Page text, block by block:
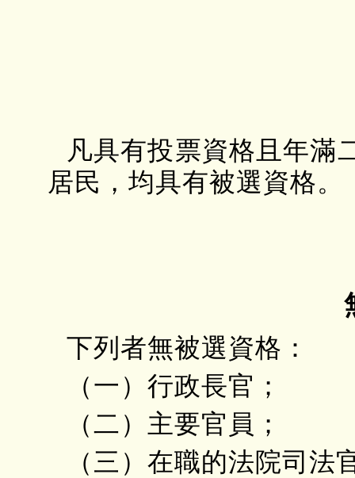
凡具有投票資格且年滿
居民，均具有被選資格。
下列者無被選資格：
（一）行政長官；
（二）主要官員；
（三）在職的法院司法